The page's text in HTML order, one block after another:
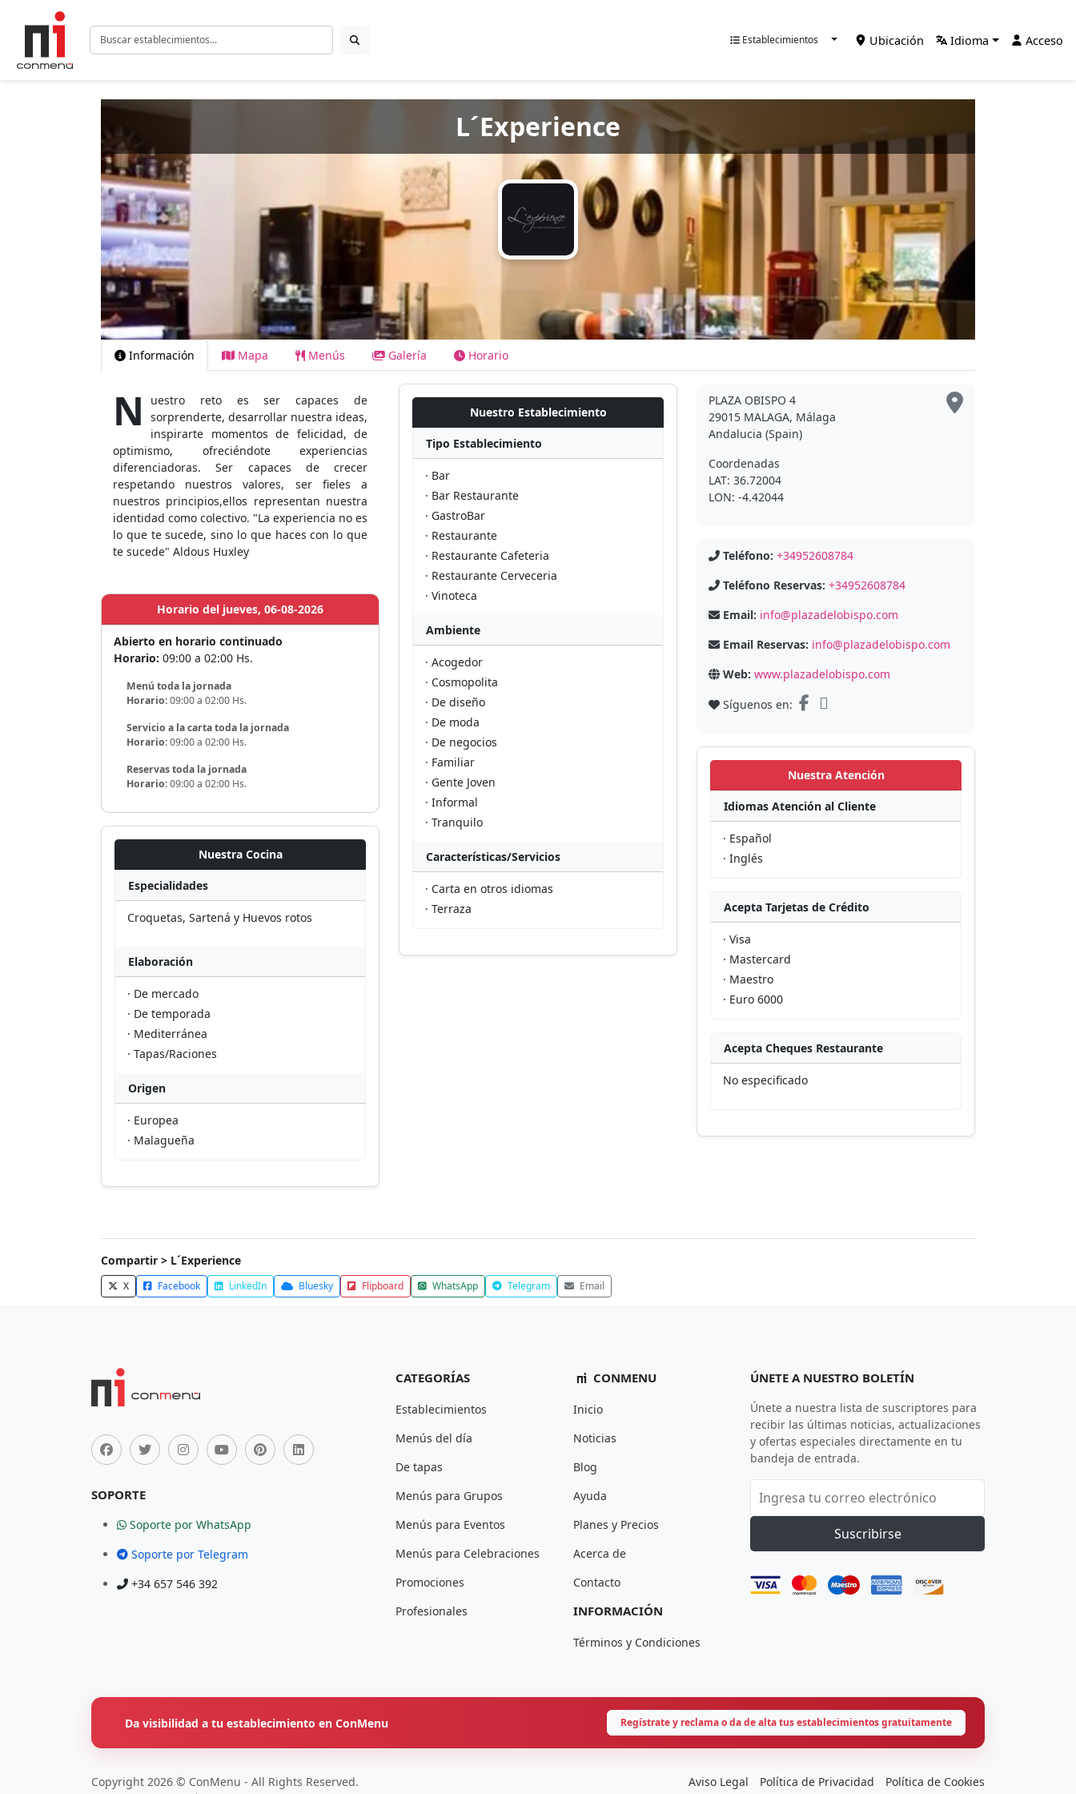
Establecimientos Ubicación Idioma Acceso
L´Experience
Información Mapa Menús Galería Horario
N
uestro reto es ser capaces de
sorprenderte, desarrollar nuestra ideas,
inspirarte momentos de felicidad, de
optimismo, ofreciéndote experiencias
diferenciadoras. Ser capaces de crecer
respetando nuestros valores, ser fieles a
nuestros principios,ellos representan nuestra
identidad como colectivo. "La experiencia no es
lo que te sucede, sino lo que haces con lo que
te sucede" Aldous Huxley
Horario del jueves, 06-08-2026
Abierto en horario continuado
Horario: 09:00 a 02:00 Hs.
Menú toda la jornada
Horario:09:00 a 02:00 Hs.
Servicio a la carta toda la jornada
Horario:09:00 a 02:00 Hs.
Reservas toda la jornada
Horario:09:00 a 02:00 Hs.
Nuestra Cocina
Especialidades
Croquetas, Sartená y Huevos rotos
Elaboración
· De mercado
· De temporada
· Mediterránea
· Tapas/Raciones
Origen
· Europea
· Malagueña
Nuestro Establecimiento
Tipo Establecimiento
· Bar
· Bar Restaurante
· GastroBar
· Restaurante
· Restaurante Cafeteria
· Restaurante Cerveceria
· Vinoteca
Ambiente
· Acogedor
· Cosmopolita
· De diseño
· De moda
· De negocios
· Familiar
· Gente Joven
· Informal
· Tranquilo
Características/Servicios
· Carta en otros idiomas
· Terraza
PLAZA OBISPO 4
29015 MALAGA, Málaga
Andalucia (Spain)
Coordenadas
LAT: 36.72004
LON: -4.42044
Teléfono: +34952608784
Teléfono Reservas: +34952608784
Email: info@plazadelobispo.com
Email Reservas: info@plazadelobispo.com
Web: www.plazadelobispo.com
Síguenos en:
Nuestra Atención
Idiomas Atención al Cliente
· Español
· Inglés
Acepta Tarjetas de Crédito
· Visa
· Mastercard
· Maestro
· Euro 6000
Acepta Cheques Restaurante
No especificado
Compartir > L´Experience
X Facebook LinkedIn Bluesky Flipboard WhatsApp Telegram Email
SOPORTE
Soporte por WhatsApp
Soporte por Telegram
+34 657 546 392
CATEGORÍAS
Establecimientos
Menús del día
De tapas
Menús para Grupos
Menús para Eventos
Menús para Celebraciones
Promociones
Profesionales
CONMENU
Inicio
Noticias
Blog
Ayuda
Planes y Precios
Acerca de
Contacto
INFORMACIÓN
Términos y Condiciones
ÚNETE A NUESTRO BOLETÍN
Únete a nuestra lista de suscriptores para
recibir las últimas noticias, actualizaciones
y ofertas especiales directamente en tu
bandeja de entrada.
Suscribirse
Da visibilidad a tu establecimiento en ConMenu Regístrate y reclama o da de alta tus establecimientos gratuitamente
Copyright 2026 © ConMenu - All Rights Reserved.
Aviso Legal Política de Privacidad Política de Cookies